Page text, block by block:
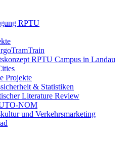
RPTU
RPTU Campus in Landau
Projekte
& Statistiken
Literature Review
NOM
und Verkehrsmarketing